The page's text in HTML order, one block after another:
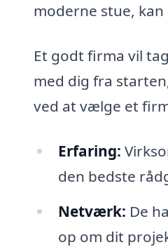
moderne stue,
Et godt firma vil
med dig fra
ved at vælge et
Erfaring:
den bedste
Netværk: De
op om dit